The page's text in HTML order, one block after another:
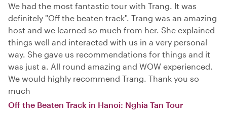
We had the most fantastic tour with Trang. It was
definitely "Off the beaten track". Trang was an amazing
host and we learned so much from her. She explained
things well and interacted with us in a very personal
way. She gave us recommendations for things and it
was just a. All round amazing and WOW experienced.
We would highly recommend Trang. Thank you so
much
Off the Beaten Track in Hanoi: Nghia Tan Tour